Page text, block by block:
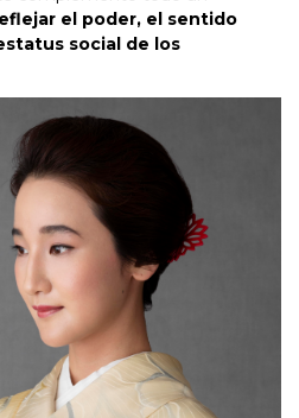
el poder, el sentido
social de los